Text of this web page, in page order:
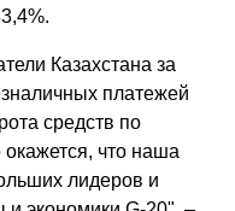
Казахстана за
платежей
средств по
что наша
лидеров и